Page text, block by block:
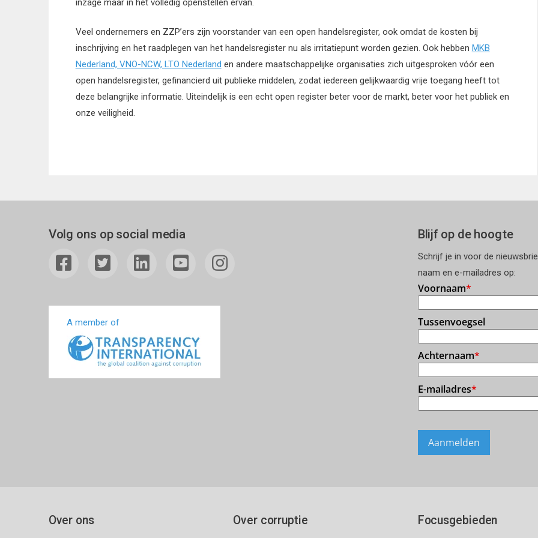
inzage maar in het volledig openstellen ervan.
Veel ondernemers en ZZP’ers zijn voorstander van een open handelsregister, ook omdat de kosten bij
inschrijving en het raadplegen van het handelsregister nu als irritatiepunt worden gezien. Ook hebben MKB
Nederland, VNO-NCW, LTO Nederland en andere maatschappelijke organisaties zich uitgesproken vóór een
open handelsregister, gefinancierd uit publieke middelen, zodat iedereen gelijkwaardig vrije toegang heeft tot
deze belangrijke informatie. Uiteindelijk is een echt open register beter voor de markt, beter voor het publiek en
onze veiligheid.
Volg ons op social media
A member of
Blijf op de hoogte
Schrijf je in voor de
naam en e-mailadres op:
Over ons Over corruptie Focusgebieden